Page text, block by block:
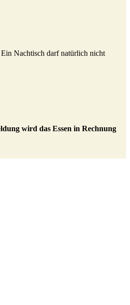
Nachtisch darf natürlich nicht
wird das Essen in Rechnung